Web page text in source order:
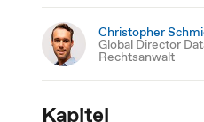
Christopher
Global Director
Rechtsanwalt
Kapitel